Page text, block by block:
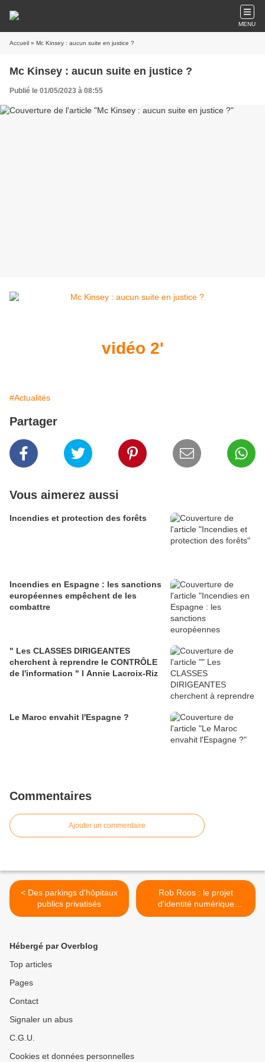
MENU
Accueil » Mc Kinsey : aucun suite en justice ?
Mc Kinsey : aucun suite en justice ?
Publié le 01/05/2023 à 08:55
vidéo 2'
#Actualités
Partager
Vous aimerez aussi
Incendies et protection des forêts
Incendies en Espagne : les sanctions
européennes empêchent de les
combattre
" Les CLASSES DIRIGEANTES
cherchent à reprendre le CONTRÔLE
de l'information " l Annie Lacroix-Riz
Le Maroc envahit l'Espagne ?
Commentaires
Ajouter un commentaire
< Des parkings d'hôpitaux
publics privatisés
Rob Roos : le projet
d'identité numérique
européen >
Hébergé par Overblog
Top articles
Pages
Contact
Signaler un abus
C.G.U.
Cookies et données personnelles